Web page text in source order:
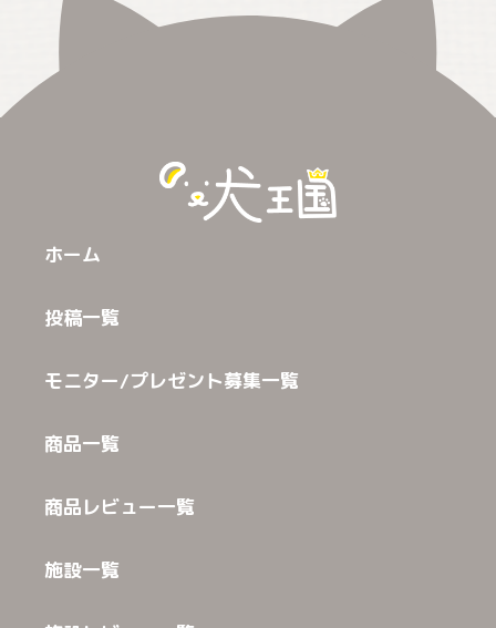
ホーム
投稿一覧
モニター/プレゼント募集一覧
商品一覧
商品レビュー一覧
施設一覧